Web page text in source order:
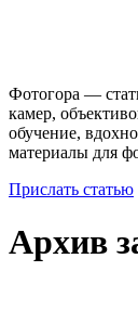
Фотогора —
камер,
обучение,
материалы для
Прислать статью
Архив